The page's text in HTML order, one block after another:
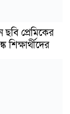
প্রেমিকের